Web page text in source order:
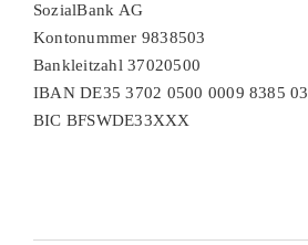
SozialBank AG
Kontonummer 9838503
Bankleitzahl 37020500
IBAN DE35 3702 0500 0009 8385 03
BIC BFSWDE33XXX